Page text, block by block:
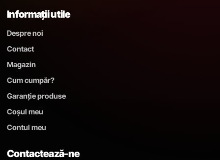
Informații utile
Despre noi
Contact
Magazin
Cum cumpăr?
Garanție produse
Coșul meu
Contul meu
Contactează-ne